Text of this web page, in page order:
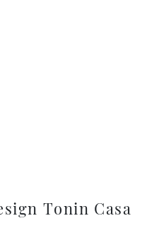
Tonin Casa